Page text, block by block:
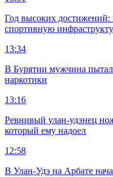
Год высоких достижений:
спортивную
13:34
В Бурятии мужчина
наркотики
13:16
Ревнивый улан-удэнец
который ему надоел
12:58
В Улан-Удэ на Арбате